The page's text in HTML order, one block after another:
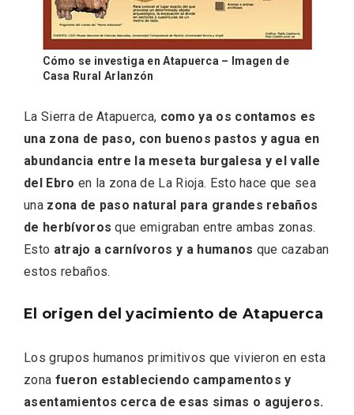
Cómo se investiga en Atapuerca – Imagen de
Casa Rural Arlanzón
La Sierra de Atapuerca, como ya os contamos es
una zona de paso, con buenos pastos y agua en
abundancia entre la meseta burgalesa y el valle
del Ebro en la zona de La Rioja. Esto hace que sea
una zona de paso natural para grandes rebaños
de herbívoros que emigraban entre ambas zonas.
Esto atrajo a carnívoros y a humanos que cazaban
estos rebaños.
El origen del yacimiento de Atapuerca
Los grupos humanos primitivos que vivieron en esta
zona fueron estableciendo campamentos y
asentamientos cerca de esas simas o agujeros.
2026